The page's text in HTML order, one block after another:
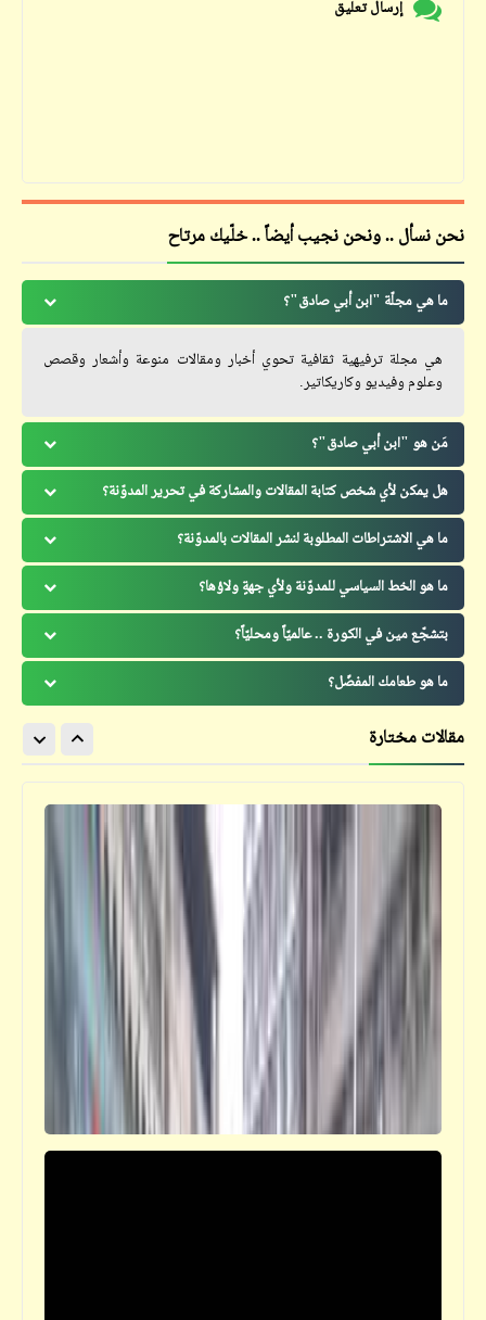
إرسال تعليق
نحن نسأل .. ونحن نجيب أيضاً .. خلّيك مرتاح
ما هي مجلّة "ابن أبي صادق"؟
هي مجلة ترفيهية ثقافية تحوي أخبار ومقالات منوعة وأشعار وقصص
وعلوم وفيديو وكاريكاتير.
مَن هو "ابن أبي صادق"؟
هل يمكن لأي شخص كتابة المقالات والمشاركة في تحرير المدوّنة؟
ما هي الاشتراطات المطلوبة لنشر المقالات بالمدوّنة؟
ما هو الخط السياسي للمدوّنة ولأي جهةٍ ولاؤها؟
بتشجّع مين في الكورة .. عالميّاً ومحليّاً؟
ما هو طعامك المفضّل؟
مقالات مختارة